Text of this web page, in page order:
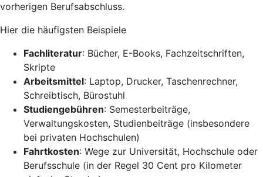
vorherigen Berufsabschluss.
Hier die häufigsten Beispiele
Fachliteratur: Bücher, E-Books, Fachzeitschriften,
Skripte
Arbeitsmittel: Laptop, Drucker, Taschenrechner,
Schreibtisch, Bürostuhl
Studiengebühren: Semesterbeiträge,
Verwaltungskosten, Studienbeiträge (insbesondere
bei privaten Hochschulen)
Fahrtkosten: Wege zur Universität, Hochschule oder
Berufsschule (in der Regel 30 Cent pro Kilometer